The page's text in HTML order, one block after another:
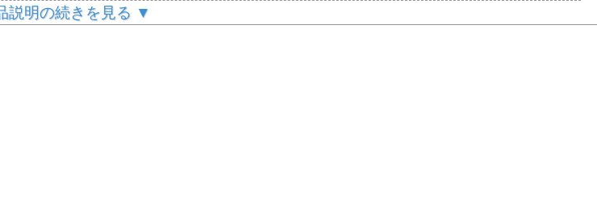
説明の続きを見る ▼